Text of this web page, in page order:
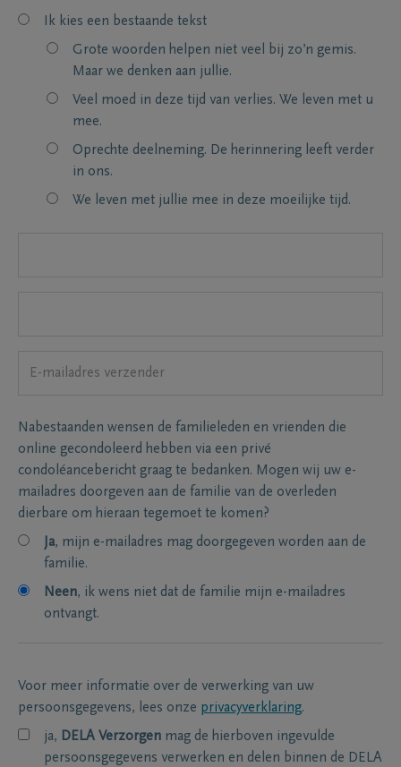
Ik kies een bestaande tekst
Grote woorden helpen niet veel bij zo’n gemis.
Maar we denken aan jullie.
Veel moed in deze tijd van verlies. We leven met u
mee.
Oprechte deelneming. De herinnering leeft verder
in ons.
We leven met jullie mee in deze moeilijke tijd.
Nabestaanden wensen de familieleden en vrienden die
online gecondoleerd hebben via een privé
condoléancebericht graag te bedanken. Mogen wij uw e-
mailadres doorgeven aan de familie van de overleden
dierbare om hieraan tegemoet te komen?
Ja, mijn e-mailadres mag doorgegeven worden aan de
familie.
Neen, ik wens niet dat de familie mijn e-mailadres
ontvangt.
Voor meer informatie over de verwerking van uw
persoonsgegevens, lees onze privacyverklaring.
ja, DELA Verzorgen mag de hierboven ingevulde
persoonsgegevens verwerken en delen binnen de DELA